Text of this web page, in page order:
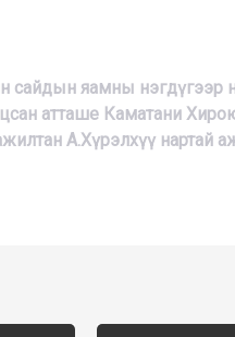
сайдын яамны нэгдүгээр
атташе Каматани
А.Хүрэлхүү нартай